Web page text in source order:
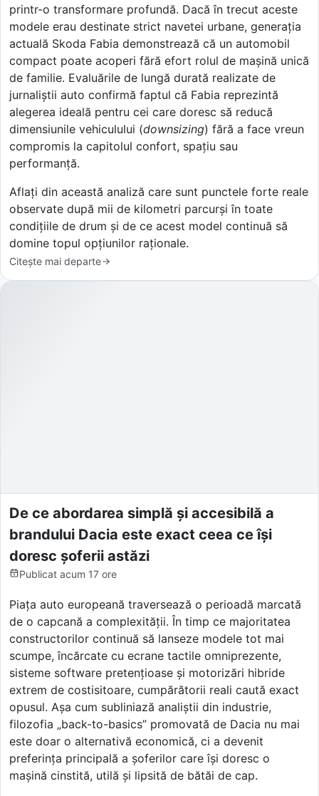
printr-o transformare profundă. Dacă în trecut aceste
modele erau destinate strict navetei urbane, generația
actuală Skoda Fabia demonstrează că un automobil
compact poate acoperi fără efort rolul de mașină unică
de familie. Evaluările de lungă durată realizate de
jurnaliștii auto confirmă faptul că Fabia reprezintă
alegerea ideală pentru cei care doresc să reducă
dimensiunile vehiculului (downsizing) fără a face vreun
compromis la capitolul confort, spațiu sau
performanță.
Aflați din această analiză care sunt punctele forte reale
observate după mii de kilometri parcurși în toate
condițiile de drum și de ce acest model continuă să
domine topul opțiunilor raționale.
Citește mai departe
De ce abordarea simplă și accesibilă a
brandului Dacia este exact ceea ce își
doresc șoferii astăzi
Publicat acum 17 ore
Piața auto europeană traversează o perioadă marcată
de o capcană a complexității. În timp ce majoritatea
constructorilor continuă să lanseze modele tot mai
scumpe, încărcate cu ecrane tactile omniprezente,
sisteme software pretențioase și motorizări hibride
extrem de costisitoare, cumpărătorii reali caută exact
opusul. Așa cum subliniază analiștii din industrie,
filozofia „back-to-basics” promovată de Dacia nu mai
este doar o alternativă economică, ci a devenit
preferința principală a șoferilor care își doresc o
mașină cinstită, utilă și lipsită de bătăi de cap.